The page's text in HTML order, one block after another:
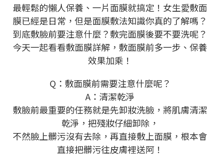
最輕鬆的懶人保養、一片面膜就搞定！女生愛敷面
膜已經是日常，但是面膜敷法知識你真的了解嗎？
到底敷臉前要注意什麼？敷完面膜後要不要洗呢？
今天一起看看敷面膜詳解，敷面膜前多一步、保養
效果加乘！
Q：敷面膜前需要注意什麼呢？
A：清潔乾淨
敷臉前最重要的任務就是先卸妝洗臉，將肌膚清潔
乾淨，把殘妝仔細卸除，
不然臉上髒污沒有去除，再直接敷上面膜，根本會
直接把髒污往皮膚裡送阿！